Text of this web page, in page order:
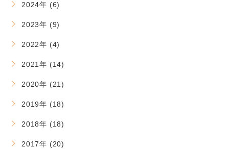
2024年 (6)
2023年 (9)
2022年 (4)
2021年 (14)
2020年 (21)
2019年 (18)
2018年 (18)
2017年 (20)